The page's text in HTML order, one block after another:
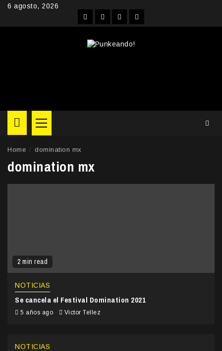
Skip6 agosto, 2026
FacebookInstagram
YouTubeTwitter
Primary
Menu
Home domination mx
domination mx
2 min read
NOTICIAS
Se cancela el Festival Domination 2021
5 años ago Victor Tellez
NOTICIAS